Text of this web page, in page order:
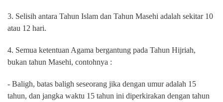
3. Selisih antara Tahun Islam dan Tahun Masehi adalah sekitar 10
atau 12 hari.
4. Semua ketentuan Agama bergantung pada Tahun Hijriah,
bukan tahun Masehi, contohnya :
- Baligh, batas baligh seseorang jika dengan umur adalah 15
tahun, dan jangka waktu 15 tahun ini diperkirakan dengan tahun